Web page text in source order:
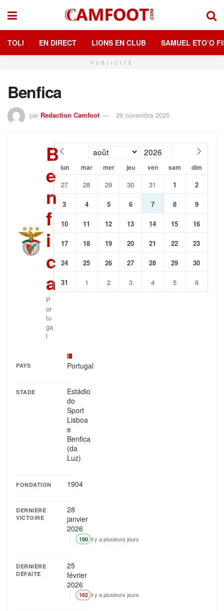
TOLI EN DIRECT LIONS EN CLUB SAMUEL ETO’O
PUBLICITÉ
Benfica
par Redaction Camfoot 26 novembre 2025
B
e
n
f
i
c
a
P
or
tu
ga
l
PAYS Portugal
STADE
Estádio
do
Sport
Lisboa
e
Benfica
(da
Luz)
FONDATION 1904
DERNIÈRE
VICTOIRE
28
janvier
2026
190 il y a plusieurs jours
DERNIÈRE
DÉFAITE
25
février
2026
162 il y a plusieurs jours
lun mar mer jeu ven sam dim
27 28 29 30 31 1 2
3 4 5 6 7 8 9
10 11 12 13 14 15 16
17 18 19 20 21 22 23
24 25 26 27 28 29 30
31 1 2 3 4 5 6